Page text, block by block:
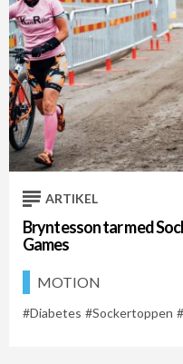
ARTIKEL
Bryntesson tar med
Games
MOTION
Diabetes Sockertoppen